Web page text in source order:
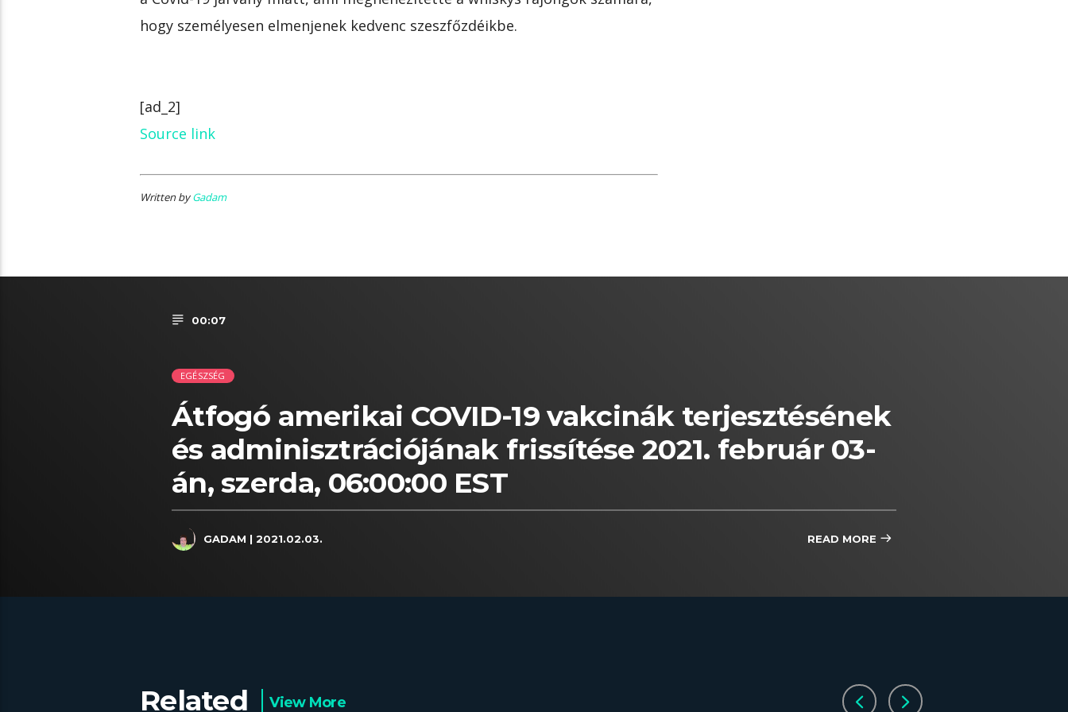
hogy személyesen elmenjenek kedvenc szeszfőzdéikbe.
[ad_2]
Source link
Written byGadam
00:07
EGÉSZSÉG
Átfogó amerikai COVID-19 vakcinák terjesztésének
és adminisztrációjának frissítése 2021. február 03-
án, szerda, 06:00:00 EST
GADAM | 2021.02.03. READ MORE
Related View More